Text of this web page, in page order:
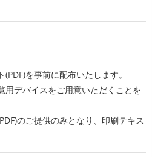
を事前に配布いたします。
用デバイスをご用意いただくことを
のご提供のみとなり、印刷テキス